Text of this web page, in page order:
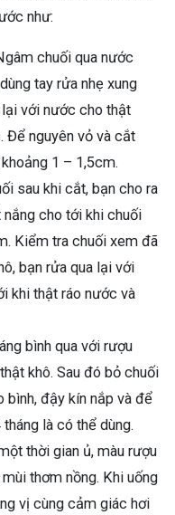
như:
chuối qua nước
tay rửa nhẹ xung
với nước cho thật
Để nguyên vỏ và cắt
1 – 1,5cm.
sau khi cắt, bạn cho ra
cho tới khi chuối
Kiểm tra chuối xem đã
bạn rửa qua lại với
khi thật ráo nước và
bình qua với rượu
khô. Sau đó bỏ chuối
bình, đậy kín nắp và để
là có thể dùng.
thời gian ủ, màu rượu
thơm nồng. Khi uống
vị cùng cảm giác hơi